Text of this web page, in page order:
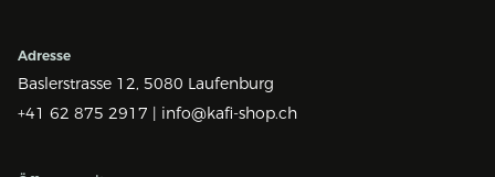
Adresse
Baslerstrasse 12, 5080 Laufenburg
+41 62 875 2917 | info@kafi-shop.ch